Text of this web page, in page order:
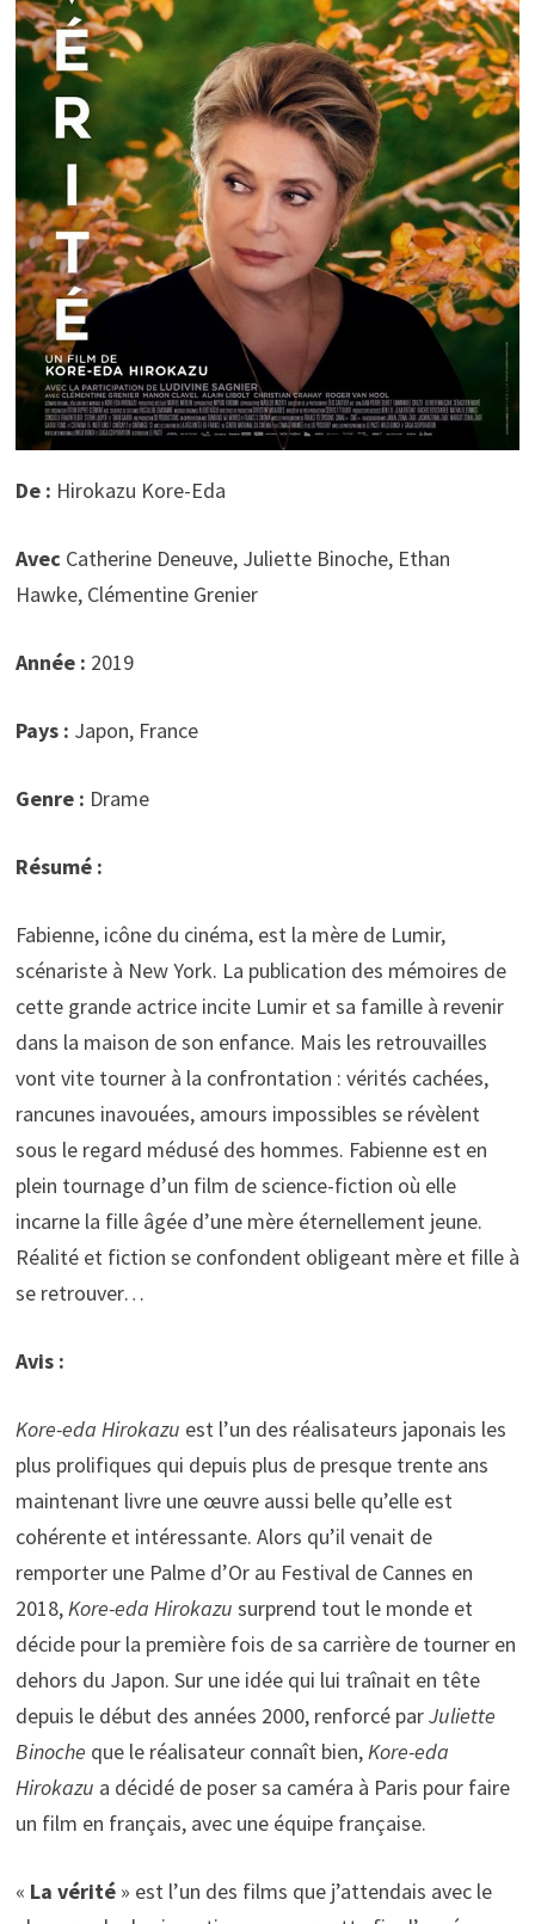
De : Hirokazu Kore-Eda
Avec Catherine Deneuve, Juliette Binoche, Ethan
Hawke, Clémentine Grenier
Année : 2019
Pays : Japon, France
Genre : Drame
Résumé :
Fabienne, icône du cinéma, est la mère de Lumir,
scénariste à New York. La publication des mémoires de
cette grande actrice incite Lumir et sa famille à revenir
dans la maison de son enfance. Mais les retrouvailles
vont vite tourner à la confrontation : vérités cachées,
rancunes inavouées, amours impossibles se révèlent
sous le regard médusé des hommes. Fabienne est en
plein tournage d’un film de science-fiction où elle
incarne la fille âgée d’une mère éternellement jeune.
Réalité et fiction se confondent obligeant mère et fille à
se retrouver…
Avis :
Kore-eda Hirokazu est l’un des réalisateurs japonais les
plus prolifiques qui depuis plus de presque trente ans
maintenant livre une œuvre aussi belle qu’elle est
cohérente et intéressante. Alors qu’il venait de
remporter une Palme d’Or au Festival de Cannes en
2018,Kore-eda Hirokazu surprend tout le monde et
décide pour la première fois de sa carrière de tourner en
dehors du Japon. Sur une idée qui lui traînait en tête
depuis le début des années 2000, renforcé parJuliette
Binoche que le réalisateur connaît bien,Kore-eda
Hirokazu a décidé de poser sa caméra à Paris pour faire
un film en français, avec une équipe française.
« La vérité» est l’un des films que j’attendais avec le